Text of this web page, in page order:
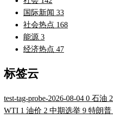
国际新闻 33
社会热点 168
能源 3
经济热点 47
标签云
test-tag-probe-2026-08-04 0 石油 2
WTI 1 油价 2 中期选举 9 特朗普